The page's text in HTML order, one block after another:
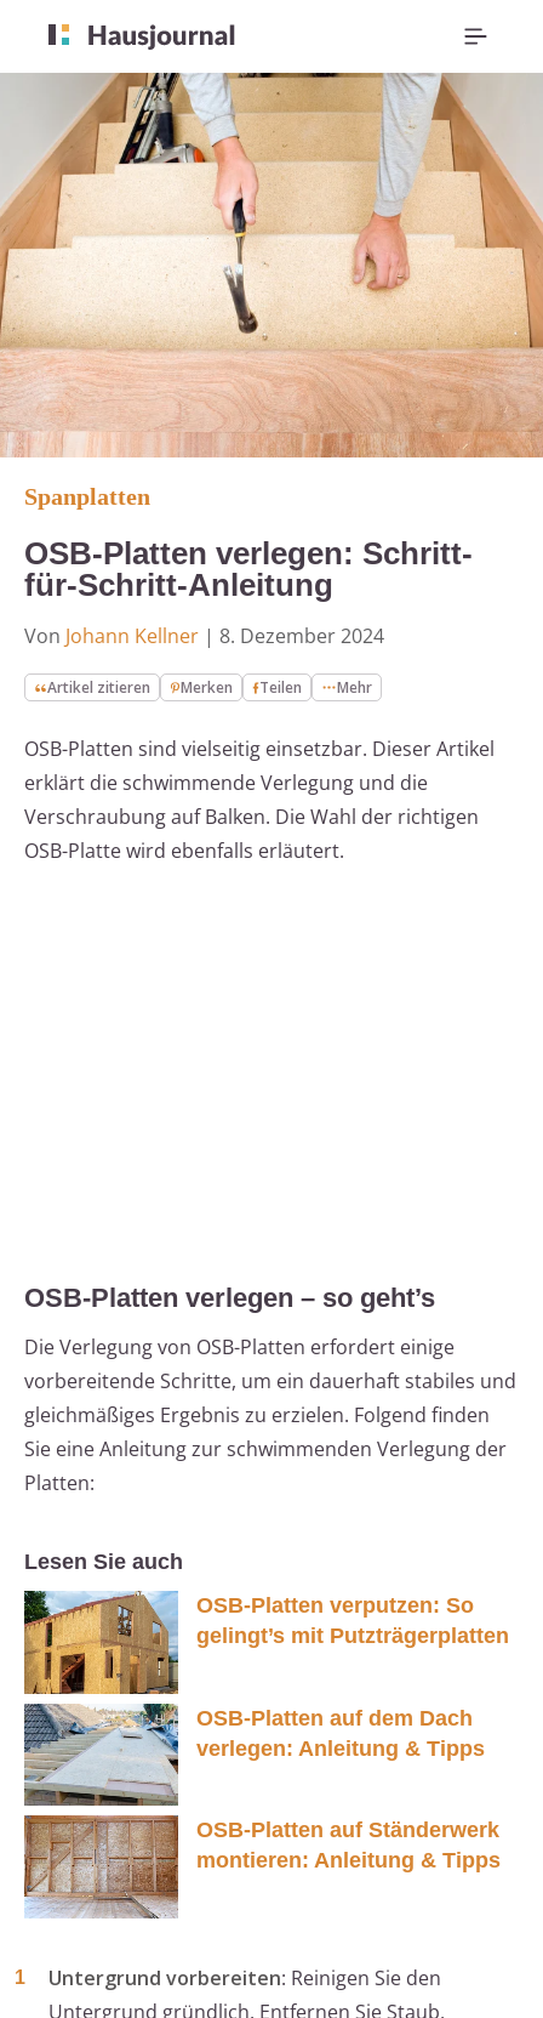
Spanplatten
OSB-Platten verlegen: Schritt-
für-Schritt-Anleitung
Von Johann Kellner | 8. Dezember 2024
Artikel zitieren Merken Teilen Mehr
OSB-Platten sind vielseitig einsetzbar. Dieser Artikel
erklärt die schwimmende Verlegung und die
Verschraubung auf Balken. Die Wahl der richtigen
OSB-Platte wird ebenfalls erläutert.
OSB-Platten verlegen – so geht’s
Die Verlegung von OSB-Platten erfordert einige
vorbereitende Schritte, um ein dauerhaft stabiles und
gleichmäßiges Ergebnis zu erzielen. Folgend finden
Sie eine Anleitung zur schwimmenden Verlegung der
Platten:
Lesen Sie auch
OSB-Platten verputzen: So
gelingt’s mit Putzträgerplatten
OSB-Platten auf dem Dach
verlegen: Anleitung & Tipps
OSB-Platten auf Ständerwerk
montieren: Anleitung & Tipps
Untergrund vorbereiten: Reinigen Sie den
Untergrund gründlich. Entfernen Sie Staub,